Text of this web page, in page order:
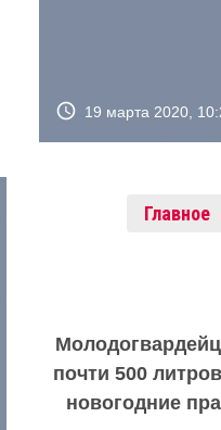
19 марта 2020,
Главное
почти 500
новогодние